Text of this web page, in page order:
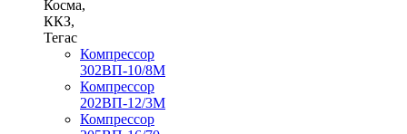
Косма,
ККЗ,
Тегас
Компрессор
302ВП-10/8М
Компрессор
202ВП-12/3М
Компрессор